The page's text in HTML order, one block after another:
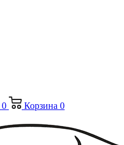
0 Корзина 0